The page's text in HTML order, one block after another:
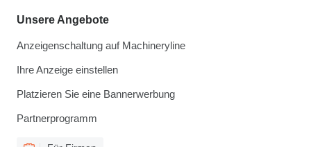
Unsere Angebote
Anzeigenschaltung auf Machineryline
Ihre Anzeige einstellen
Platzieren Sie eine Bannerwerbung
Partnerprogramm